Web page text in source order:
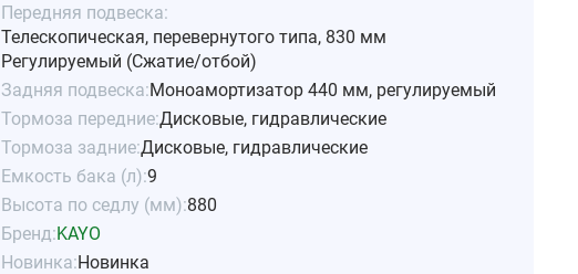
Передняя подвеска:
Телескопическая, перевернутого типа, 830 мм
Регулируемый (Сжатие/отбой)
Задняя подвеска:Моноамортизатор 440 мм, регулируемый
Тормоза передние:Дисковые, гидравлические
Тормоза задние:Дисковые, гидравлические
Емкость бака (л):9
Высота по седлу (мм):880
Бренд:KAYO
Новинка:Новинка